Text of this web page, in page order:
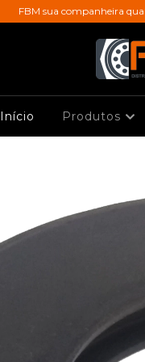
FBM sua companheira
Início Produtos